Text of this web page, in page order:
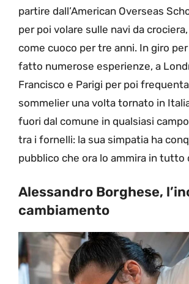
partire dall’American Overseas
per poi volare sulle navi da
come cuoco per tre anni. In giro
fatto numerose esperienze, a
Francisco e Parigi per poi
sommelier una volta tornato in
fuori dal comune in qualsiasi
tra i fornelli: la sua simpatia ha
pubblico che ora lo ammira in tutto
Alessandro Borghese,
cambiamento